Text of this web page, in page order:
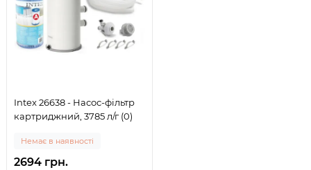
Intex 26638 - Насос-фільтр
картриджний, 3785 л/г (0)
Немає в наявності
2694 грн.